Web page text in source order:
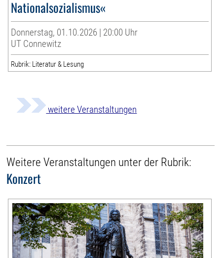
Nationalsozialismus«
Donnerstag, 01.10.2026 | 20:00 Uhr
UT Connewitz
Rubrik: Literatur & Lesung
weitere Veranstaltungen
Weitere Veranstaltungen unter der Rubrik:
Konzert